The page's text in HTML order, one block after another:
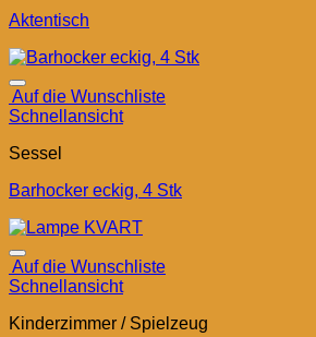
Aktentisch
Auf die Wunschliste
Schnellansicht
Sessel
Barhocker eckig, 4 Stk
Auf die Wunschliste
Schnellansicht
Kinderzimmer / Spielzeug